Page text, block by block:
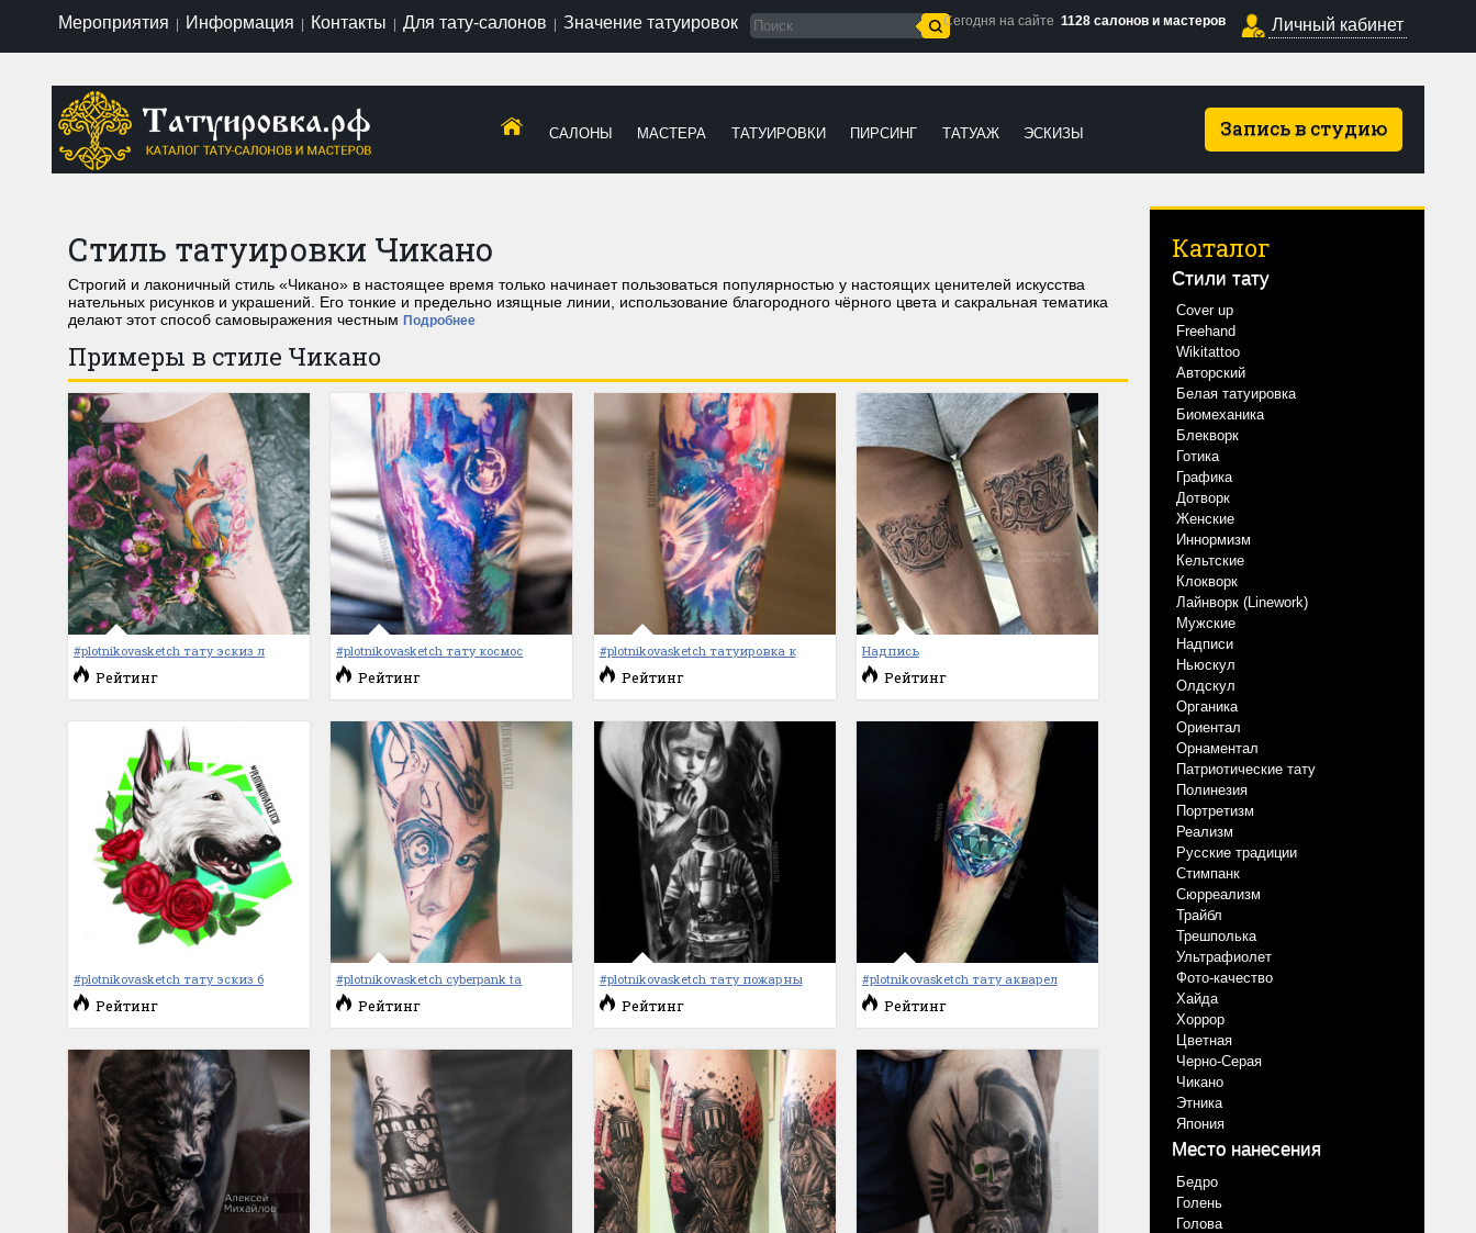
Мероприятия Информация Контакты Для тату-салонов Значение татуировок Сегодня на сайте 1128 салонов и мастеров Личный кабинет
Запись в студию
САЛОНЫ МАСТЕРА ТАТУИРОВКИ ПИРСИНГ ТАТУАЖ ЭСКИЗЫ
Каталог
Стили тату
Cover up
Freehand
Wikitattoo
Авторский
Белая татуировка
Биомеханика
Блекворк
Готика
Графика
Дотворк
Женские
Иннормизм
Кельтские
Клокворк
Лайнворк (Linework)
Мужские
Надписи
Ньюскул
Олдскул
Органика
Ориентал
Орнаментал
Патриотические тату
Полинезия
Портретизм
Реализм
Русские традиции
Стимпанк
Сюрреализм
Трайбл
Трешполька
Ультрафиолет
Фото-качество
Хайда
Хоррор
Цветная
Черно-Серая
Чикано
Этника
Япония
Место нанесения
Бедро
Голень
Голова
Стиль татуировки Чикано
Строгий и лаконичный стиль «Чикано» в настоящее время только начинает пользоваться популярностью у настоящих ценителей искусства
нательных рисунков и украшений. Его тонкие и предельно изящные линии, использование благородного чёрного цвета и сакральная тематика
делают этот способ самовыражения честным Подробнее
Примеры в стиле Чикано
#plotnikovasketch тату эскиз л
Рейтинг
#plotnikovasketch тату космос
Рейтинг
#plotnikovasketch татуировка к
Рейтинг
Надпись
Рейтинг
#plotnikovasketch тату эскиз б
Рейтинг
#plotnikovasketch cyberpank ta
Рейтинг
#plotnikovasketch тату пожарны
Рейтинг
#plotnikovasketch тату акварел
Рейтинг